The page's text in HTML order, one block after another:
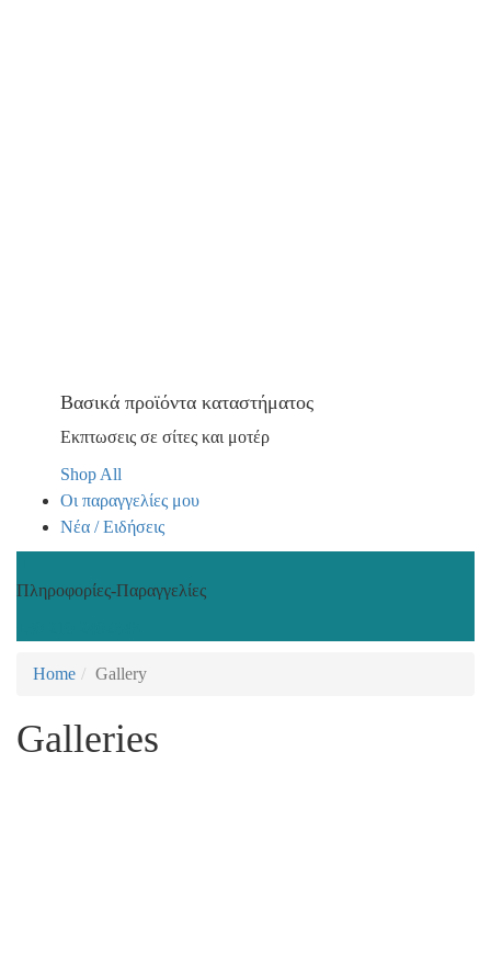
Βασικά προϊόντα καταστήματος
Εκπτωσεις σε σίτες και μοτέρ
Shop All
Οι παραγγελίες μου
Νέα / Ειδήσεις
Πληροφορίες-Παραγγελίες
Home Gallery
Galleries